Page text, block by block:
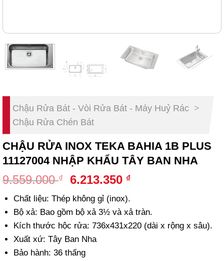
Chậu Rửa Bát - Vòi Rửa Bát - Máy Huỷ Rác >
Chậu Rửa Chén Bát
CHẬU RỬA INOX TEKA BAHIA 1B PLUS
11127004 NHẬP KHẨU TÂY BAN NHA
9.559.000₫
Original
was:
9.559.000 ₫.
6.213.350 ₫Current
6.213.350 ₫.
Chất liệu: Thép không gỉ (inox).
Bộ xả: Bao gồm bộ xả 3½ và xả tràn.
Kích thước hộc rửa: 736x431x220 (dài x rộng x sâu).
Xuất xứ: Tây Ban Nha
Bảo hành: 36 thấng